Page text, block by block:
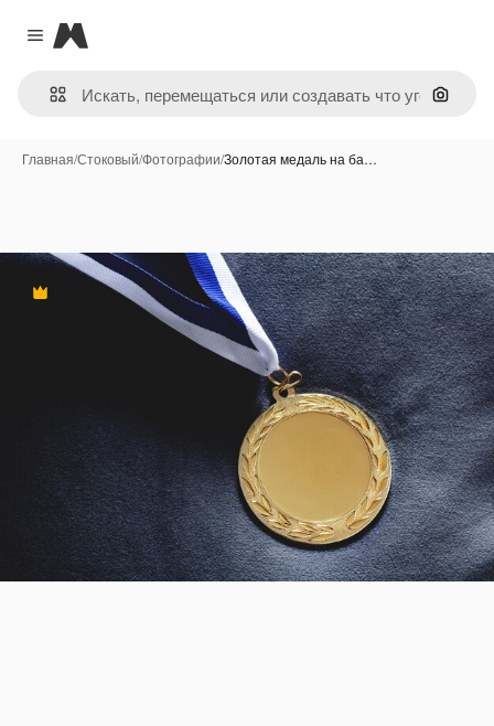
Close menu
Magnific
Поиск
Главная/Стоковый/Фотографии/Золотая медаль на ба…
Премиум